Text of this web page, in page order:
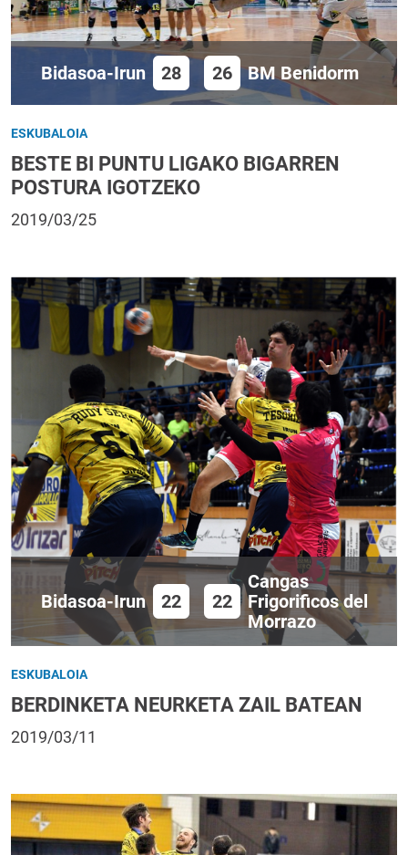
Bidasoa-Irun 28 26 BM Benidorm
ESKUBALOIA
BESTE BI PUNTU LIGAKO BIGARREN
POSTURA IGOTZEKO
2019/03/25
Bidasoa-Irun 22 22
Cangas
Frigorificos del
Morrazo
ESKUBALOIA
BERDINKETA NEURKETA ZAIL BATEAN
2019/03/11